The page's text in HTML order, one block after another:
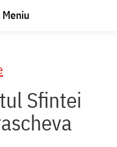
Meniu
Sfintei